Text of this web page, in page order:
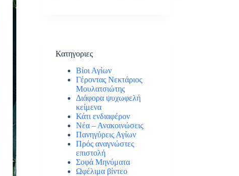
Κατηγοριες
Βίοι Αγίων
Γέροντας Νεκτάριος
Μουλατσιώτης
Διάφορα ψυχωφελή
κείμενα
Κάτι ενδιαφέρον
Νέα – Ανακοινώσεις
Πανηγύρεις Αγίων
Πρός αναγνώστες
επιστολή
Σοφά Μηνύματα
Ωφέλιμα βίντεο